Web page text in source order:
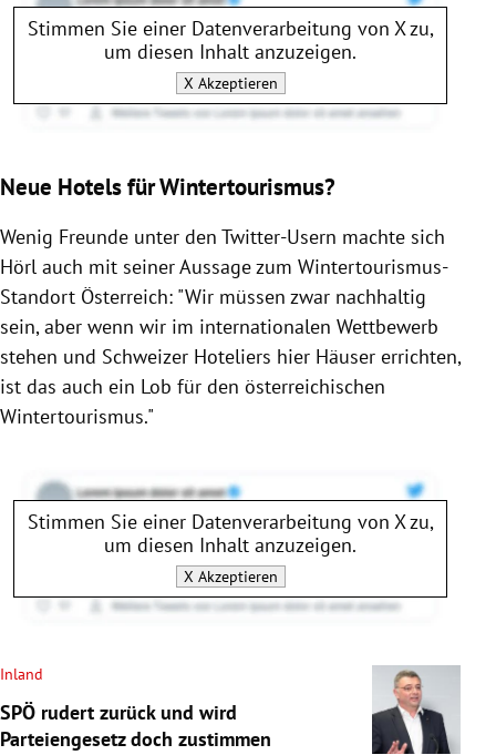
Stimmen Sie einer Datenverarbeitung von Xzu,
um diesen Inhalt anzuzeigen.
X Akzeptieren
Neue Hotels für Wintertourismus?
Wenig Freunde unter den Twitter-Usern machte sich
Hörl auch mit seiner Aussage zum Wintertourismus-
Standort Österreich: "Wir müssen zwar nachhaltig
sein, aber wenn wir im internationalen Wettbewerb
stehen und Schweizer Hoteliers hier Häuser errichten,
ist das auch ein Lob für den österreichischen
Wintertourismus."
Stimmen Sie einer Datenverarbeitung von Xzu,
um diesen Inhalt anzuzeigen.
X Akzeptieren
Inland
SPÖ rudert zurück und wird
Parteiengesetz doch zustimmen